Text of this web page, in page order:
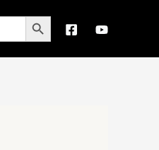
Search Button